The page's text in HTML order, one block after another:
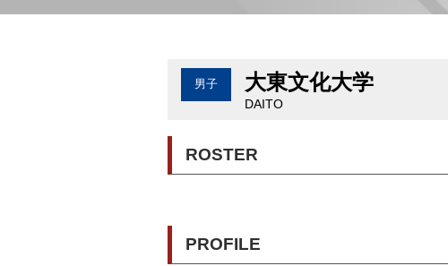
男子 大東文化大学
DAITO
ROSTER
PROFILE